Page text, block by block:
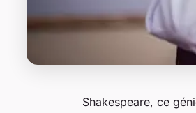
Shakespeare, ce